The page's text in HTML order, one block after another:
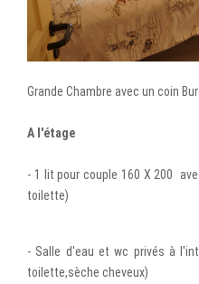
Grande Chambre avec un coin
A l'étage
- 1 lit pour couple 160 X 200
toilette)
- Salle d'eau et wc privés à
toilette,sèche cheveux)